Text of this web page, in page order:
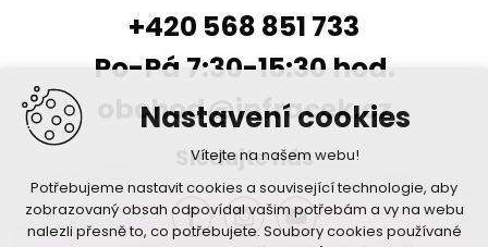
Nastavení cookies
Vítejte na našem webu!
Potřebujeme nastavit cookies a související technologie, aby
zobrazovaný obsah odpovídal vašim potřebám a vy na webu
nalezli přesně to, co potřebujete. Soubory cookies používané
+420 568 851 733
Po-Pá 7:30-15:30 hod.
obchod@infracek.cz
Sledujte nás